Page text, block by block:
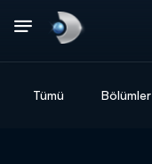
Tümü Bölümler